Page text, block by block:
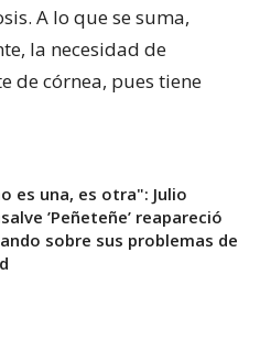
A lo que se suma,
la necesidad de
de córnea, pues tiene
es una, es otra": Julio
’Peñeteñe’ reapareció
sobre sus problemas de